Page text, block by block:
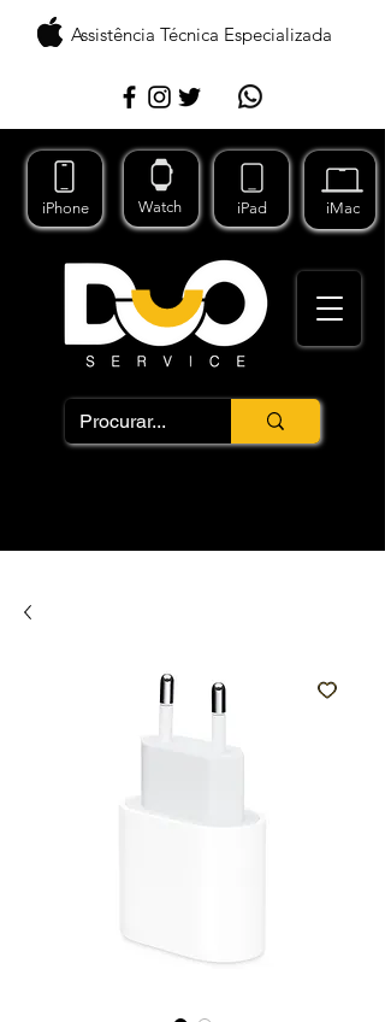
Assistência Técnica Especializada
iPhone Watch iPad iMac